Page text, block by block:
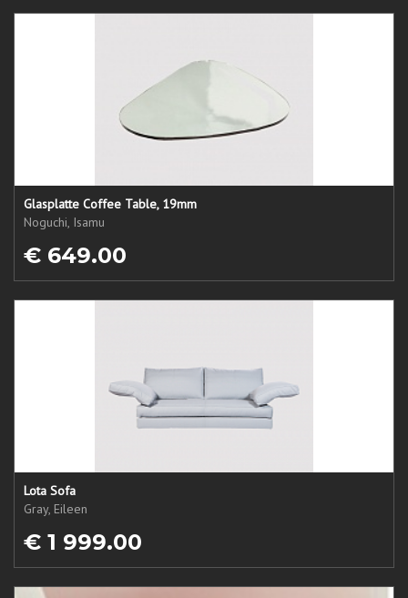
Glasplatte Coffee Table, 19mm
Noguchi, Isamu
€ 649.00
Lota Sofa
Gray, Eileen
€ 1 999.00